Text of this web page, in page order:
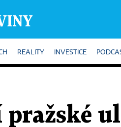
REALITY INVESTICE
pražské